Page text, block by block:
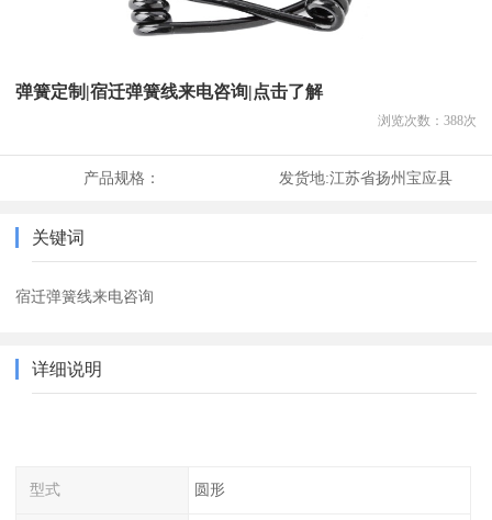
弹簧定制|宿迁弹簧线来电咨询|点击了解
浏览次数： 388次
产品规格： 发货地:江苏省扬州宝应县
关键词
宿迁弹簧线来电咨询
详细说明
型式 圆形